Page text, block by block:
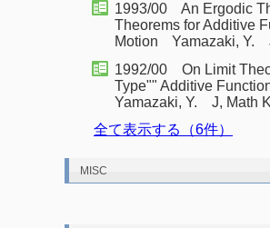
1993/00 An Ergodic
Theorems for Additive
Motion Yamazaki, Y.
1992/00 On Limit
Type"" Additive
Yamazaki, Y. J, Math
全て表示する（6件）
MISC